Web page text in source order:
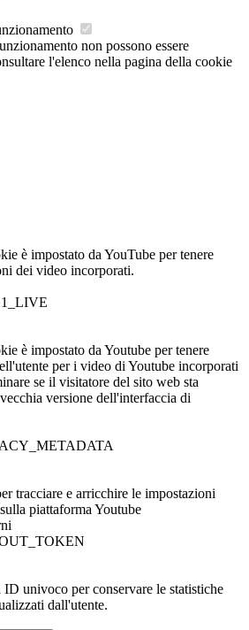
non possono essere
l'elenco nella pagina della cookie
è impostato da YouTube per tenere
dei video incorporati.
è impostato da Youtube per tenere
per i video di Youtube incorporati
se il visitatore del sito web sta
versione dell'interfaccia di
tracciare e arricchire le impostazioni
piattaforma Youtube
ID univoco per conservare le statistiche
dall'utente.